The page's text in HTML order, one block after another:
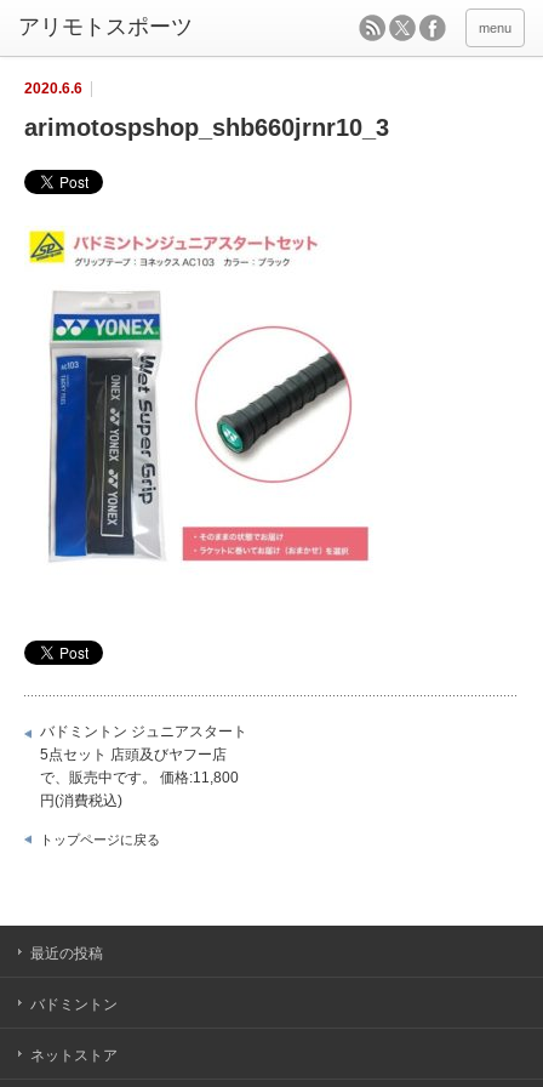
menu
2020.6.6
arimotospshop_shb660jrnr10_3
バドミントン ジュニアスタート
5点セット 店頭及びヤフー店
で、販売中です。 価格:11,800
円(消費税込)
トップページに戻る
最近の投稿
バドミントン
ネットストア